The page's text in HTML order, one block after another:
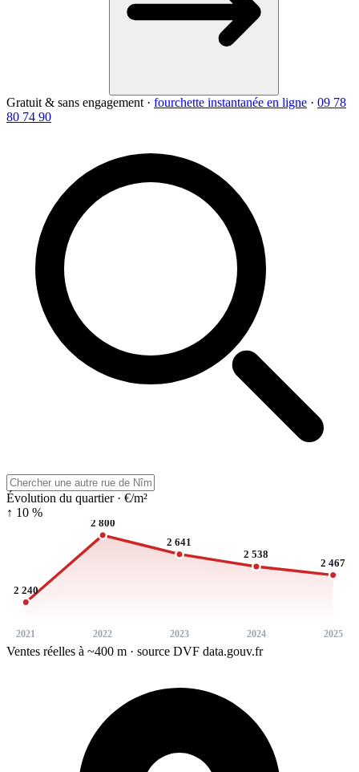
Gratuit & sans engagement · fourchette instantanée en ligne · 09 78
80 74 90
Évolution du quartier · €/m²
↑ 10 %
2 240
2021
2 800
2022
2 641
2023
2 538
2024
2 467
2025
Ventes réelles à ~400 m · source DVF data.gouv.fr